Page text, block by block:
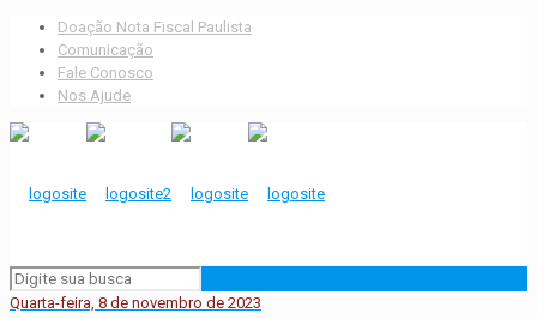
Doação Nota Fiscal Paulista
Comunicação
Fale Conosco
Nos Ajude
Quarta-feira, 8 de novembro de 2023